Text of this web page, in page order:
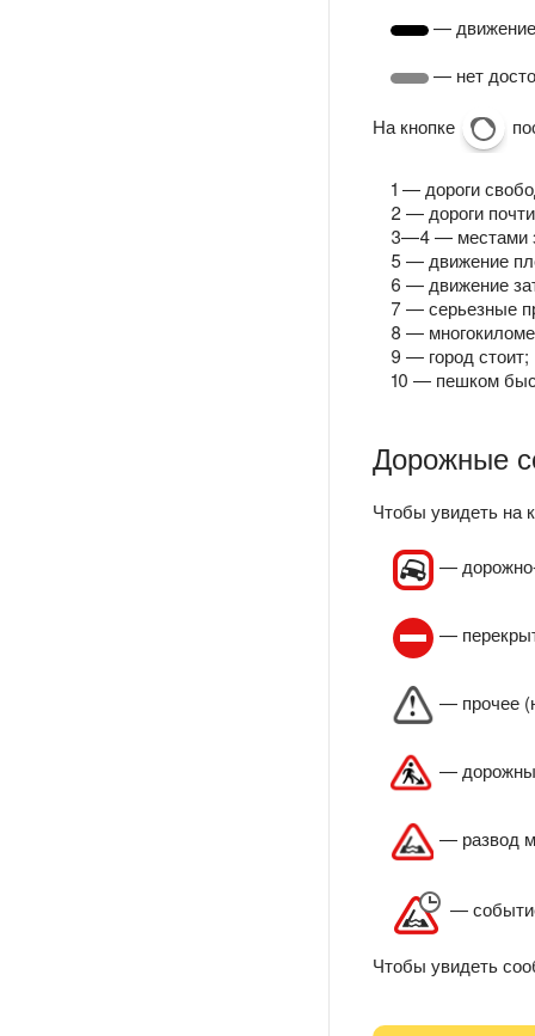
—
— нет
На кнопке
1 — дороги
2 — дороги
3—4 — местами
5 — движение
6 — движение
7 — серьезные
8 —
9 — город стоит;
10 — пешком
Дорожные
Чтобы увидеть на
—
—
— прочее
—
— развод
—
Чтобы увидеть